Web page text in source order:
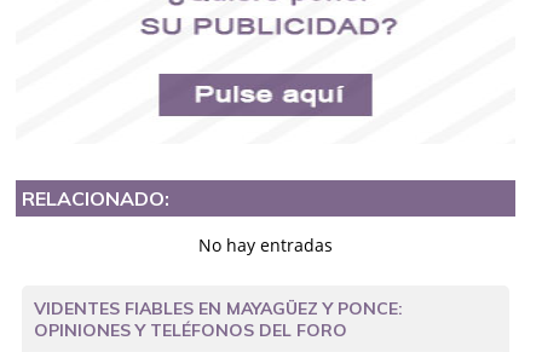
RELACIONADO:
No hay entradas
VIDENTES FIABLES EN MAYAGÜEZ Y PONCE:
OPINIONES Y TELÉFONOS DEL FORO